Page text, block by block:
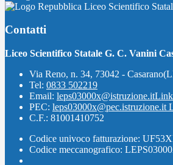
Liceo Scientifico
Contatti
Liceo Scientifico Statale G. C. Vanini
Via Reno, n. 34, 73042 -
Tel: 0833 502219
Email: leps03000x@istruzione.itLink
PEC: leps03000x@pec.istruzione.it
C.F.: 81001410752
Codice univoco fatturazione:
Codice meccanografico: